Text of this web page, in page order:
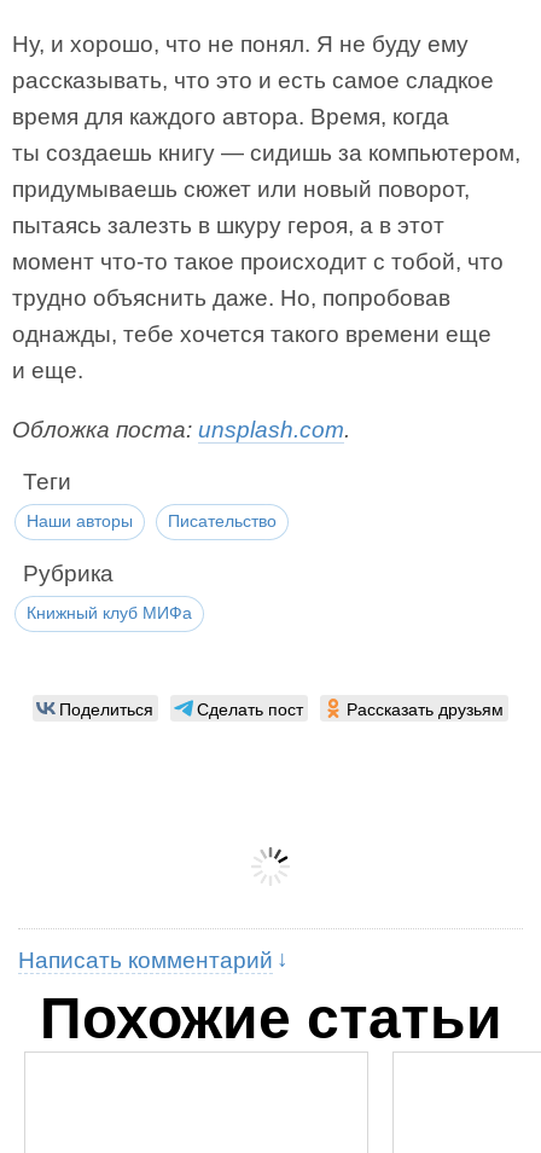
Ну, и хорошо, что не понял. Я не буду ему
рассказывать, что это и есть самое сладкое
время для каждого автора. Время, когда
ты создаешь книгу — сидишь за компьютером,
придумываешь сюжет или новый поворот,
пытаясь залезть в шкуру героя, а в этот
момент что-то такое происходит с тобой, что
трудно объяснить даже. Но, попробовав
однажды, тебе хочется такого времени еще
и еще.
Обложка поста: unsplash.com.
Теги
Наши авторы Писательство
Рубрика
Книжный клуб МИФа
Поделиться Сделать пост Рассказать друзьям
Написать комментарий
Похожие статьи